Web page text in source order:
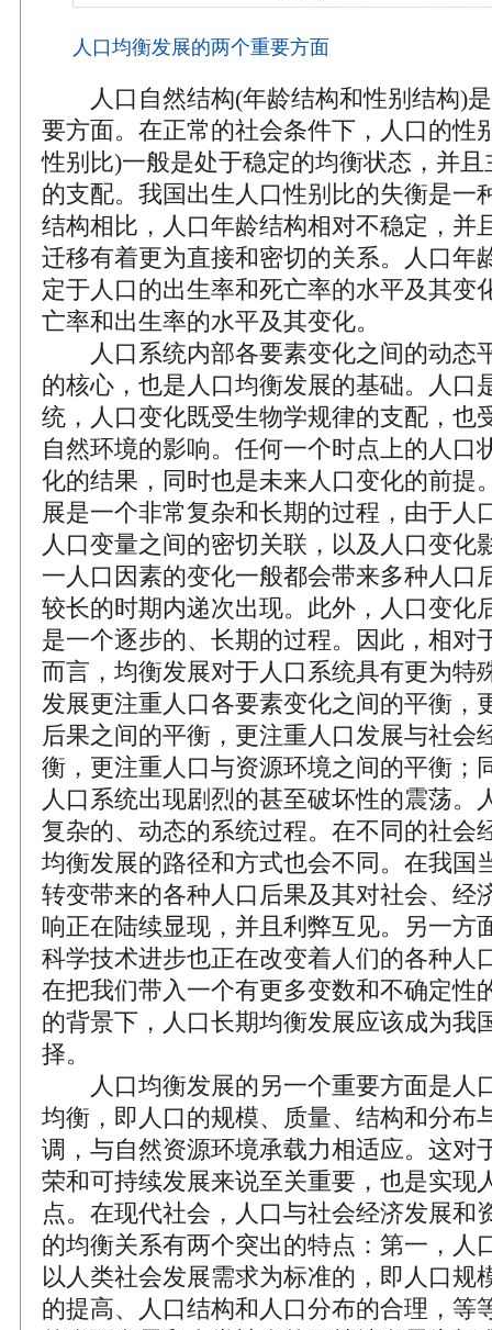
人口均衡发展的两个重要方面
人口自然结构(年龄结构和性别结构)是
要方面。在正常的社会条件下，人口的性
性别比)一般是处于稳定的均衡状态，并
的支配。我国出生人口性别比的失衡是一
结构相比，人口年龄结构相对不稳定，并
迁移有着更为直接和密切的关系。人口年
定于人口的出生率和死亡率的水平及其变
亡率和出生率的水平及其变化。
人口系统内部各要素变化之间的动态
的核心，也是人口均衡发展的基础。人口
统，人口变化既受生物学规律的支配，也
自然环境的影响。任何一个时点上的人口
化的结果，同时也是未来人口变化的前提
展是一个非常复杂和长期的过程，由于人
人口变量之间的密切关联，以及人口变化
一人口因素的变化一般都会带来多种人口
较长的时期内递次出现。此外，人口变化
是一个逐步的、长期的过程。因此，相对
而言，均衡发展对于人口系统具有更为特
发展更注重人口各要素变化之间的平衡，
后果之间的平衡，更注重人口发展与社会
衡，更注重人口与资源环境之间的平衡；
人口系统出现剧烈的甚至破坏性的震荡。
复杂的、动态的系统过程。在不同的社会
均衡发展的路径和方式也会不同。在我国
转变带来的各种人口后果及其对社会、经
响正在陆续显现，并且利弊互见。另一方
科学技术进步也正在改变着人们的各种人
在把我们带入一个有更多变数和不确定性
的背景下，人口长期均衡发展应该成为我
择。
人口均衡发展的另一个重要方面是人
均衡，即人口的规模、质量、结构和分布
调，与自然资源环境承载力相适应。这对
荣和可持续发展来说至关重要，也是实现
点。在现代社会，人口与社会经济发展和
的均衡关系有两个突出的特点：第一，人
以人类社会发展需求为标准的，即人口规
的提高、人口结构和人口分布的合理，等